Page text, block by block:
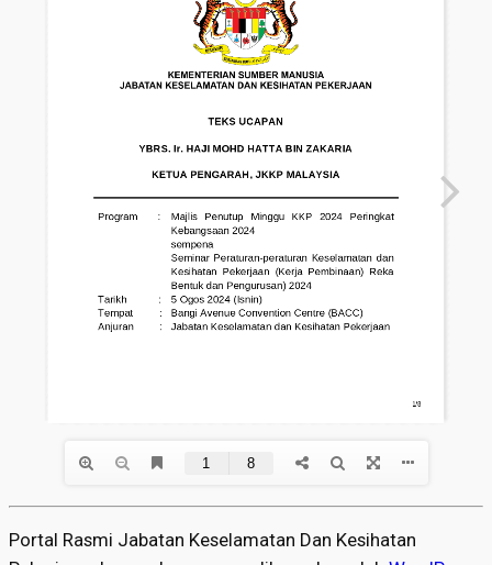
Portal Rasmi Jabatan Keselamatan Dan Kesihatan